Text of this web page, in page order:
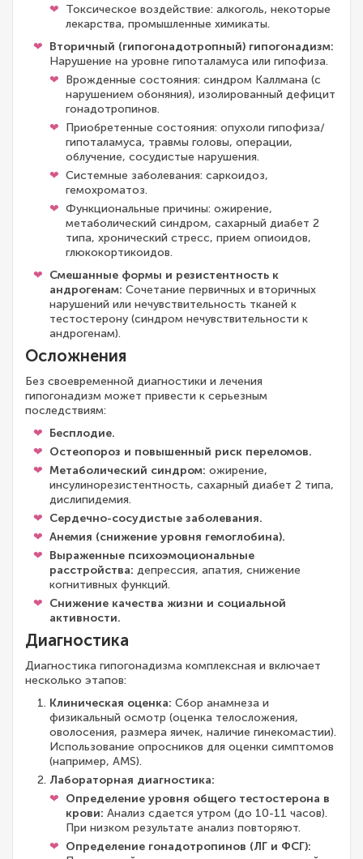
Токсическое воздействие: алкоголь, некоторые
лекарства, промышленные химикаты.
Вторичный (гипогонадотропный) гипогонадизм:
Нарушение на уровне гипоталамуса или гипофиза.
Врожденные состояния: синдром Каллмана (с
нарушением обоняния), изолированный дефицит
гонадотропинов.
Приобретенные состояния: опухоли гипофиза/
гипоталамуса, травмы головы, операции,
облучение, сосудистые нарушения.
Системные заболевания: саркоидоз,
гемохроматоз.
Функциональные причины: ожирение,
метаболический синдром, сахарный диабет 2
типа, хронический стресс, прием опиоидов,
глюкокортикоидов.
Смешанные формы и резистентность к
андрогенам: Сочетание первичных и вторичных
нарушений или нечувствительность тканей к
тестостерону (синдром нечувствительности к
андрогенам).
Осложнения
Без своевременной диагностики и лечения
гипогонадизм может привести к серьезным
последствиям:
Бесплодие.
Остеопороз и повышенный риск переломов.
Метаболический синдром: ожирение,
инсулинорезистентность, сахарный диабет 2 типа,
дислипидемия.
Сердечно-сосудистые заболевания.
Анемия (снижение уровня гемоглобина).
Выраженные психоэмоциональные
расстройства: депрессия, апатия, снижение
когнитивных функций.
Снижение качества жизни и социальной
активности.
Диагностика
Диагностика гипогонадизма комплексная и включает
несколько этапов:
Клиническая оценка: Сбор анамнеза и
физикальный осмотр (оценка телосложения,
оволосения, размера яичек, наличие гинекомастии).
Использование опросников для оценки симптомов
(например, AMS).
Лабораторная диагностика:
Определение уровня общего тестостерона в
крови: Анализ сдается утром (до 10-11 часов).
При низком результате анализ повторяют.
Определение гонадотропинов (ЛГ и ФСГ):